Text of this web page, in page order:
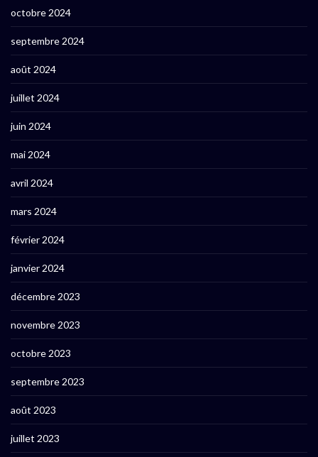
octobre 2024
septembre 2024
août 2024
juillet 2024
juin 2024
mai 2024
avril 2024
mars 2024
février 2024
janvier 2024
décembre 2023
novembre 2023
octobre 2023
septembre 2023
août 2023
juillet 2023